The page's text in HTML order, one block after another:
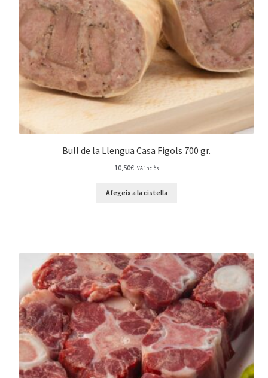
Bull de la Llengua Casa Figols 700 gr.
10,50€ IVA inclòs
Afegeix a la cistella